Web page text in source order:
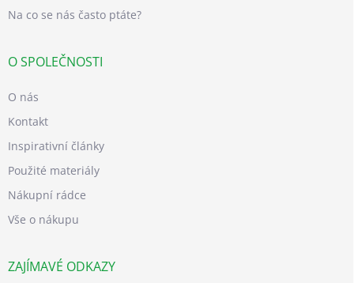
Na co se nás často ptáte?
O SPOLEČNOSTI
O nás
Kontakt
Inspirativní články
Použité materiály
Nákupní rádce
Vše o nákupu
ZAJÍMAVÉ ODKAZY